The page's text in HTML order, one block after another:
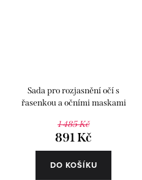
Sada pro rozjasnění očí s
řasenkou a očními maskami
1 485 Kč
891 Kč
DO KOŠÍKU